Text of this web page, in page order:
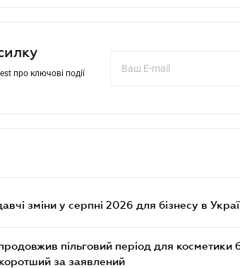
про ключові події
зміни у серпні 2026 для бізнесу в
пільговий період для косметики
за заявлений